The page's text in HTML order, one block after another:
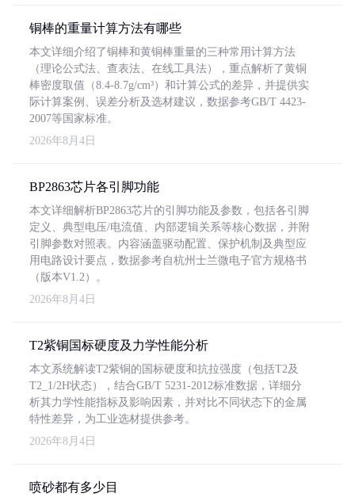
铜棒的重量计算方法有哪些
本文详细介绍了铜棒和黄铜棒重量的三种常用计算方法
（理论公式法、查表法、在线工具法），重点解析了黄铜
棒密度取值（8.4-8.7g/cm³）和计算公式的差异，并提供实
际计算案例、误差分析及选材建议，数据参考GB/T 4423-
2007等国家标准。
2026年8月4日
BP2863芯片各引脚功能
本文详细解析BP2863芯片的引脚功能及参数，包括各引脚
定义、典型电压/电流值、内部逻辑关系等核心数据，并附
引脚参数对照表。内容涵盖驱动配置、保护机制及典型应
用电路设计要点，数据参考自杭州士兰微电子官方规格书
（版本V1.2）。
2026年8月4日
T2紫铜国标硬度及力学性能分析
本文系统解读T2紫铜的国标硬度和抗拉强度（包括T2及
T2_1/2H状态），结合GB/T 5231-2012标准数据，详细分
析其力学性能指标及影响因素，并对比不同状态下的金属
特性差异，为工业选材提供参考。
2026年8月4日
喷砂都有多少目